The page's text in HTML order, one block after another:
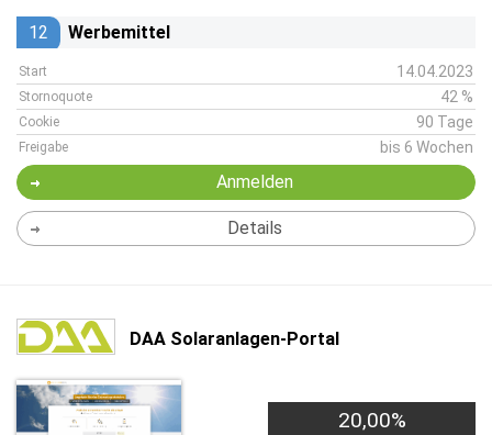
12 Werbemittel
Start 14.04.2023
Stornoquote 42 %
Cookie 90 Tage
Freigabe bis 6 Wochen
Anmelden
Details
DAA Solaranlagen-Portal
20,00%